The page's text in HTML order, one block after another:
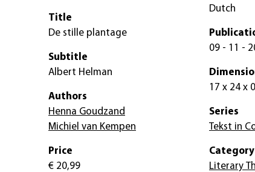
Title
De stille plantage
Subtitle
Albert Helman
Authors
Henna Goudzand
Michiel van Kempen
Price
€ 20,99
Dutch
09 - 11 -
17 x 24 x
Series
Tekst in
Category
Literary